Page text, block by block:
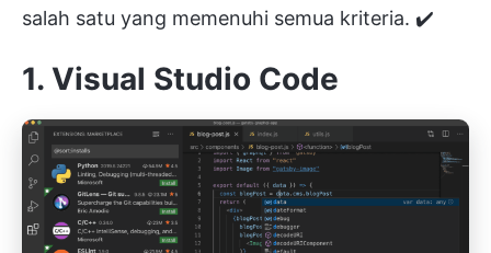
salah satu yang memenuhi semua kriteria. ✔️
1. Visual Studio Code